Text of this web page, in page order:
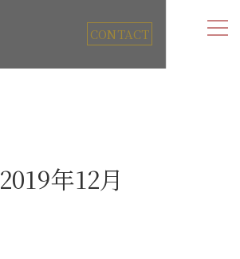
CONTACT
2019年12月